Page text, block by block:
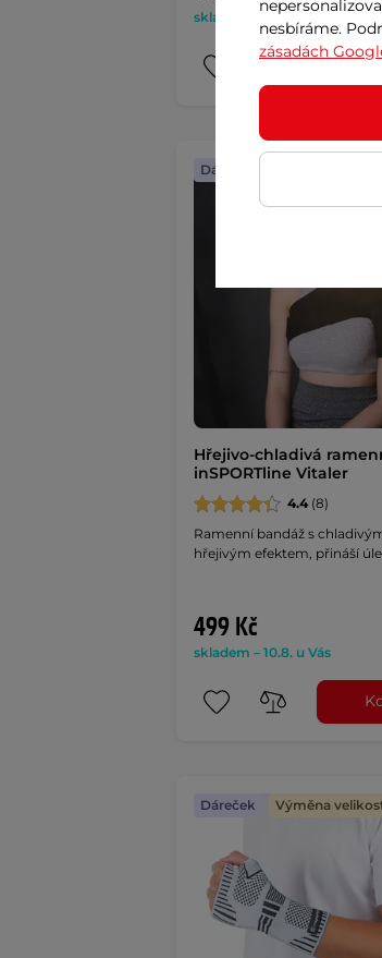
skladem – 10.8. u Vás
Dáreček
Hřejivo-chladivá
inSPORTline Vitaler
4.4 (8)
Ramenní bandáž s
hřejivým efektem, přináší
499 Kč
skladem – 10.8. u Vás
Dáreček Výměna
nesbíráme.
zásadách